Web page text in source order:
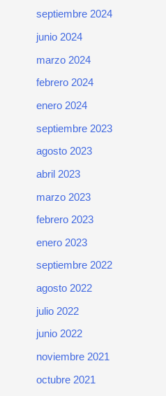
septiembre 2024
junio 2024
marzo 2024
febrero 2024
enero 2024
septiembre 2023
agosto 2023
abril 2023
marzo 2023
febrero 2023
enero 2023
septiembre 2022
agosto 2022
julio 2022
junio 2022
noviembre 2021
octubre 2021